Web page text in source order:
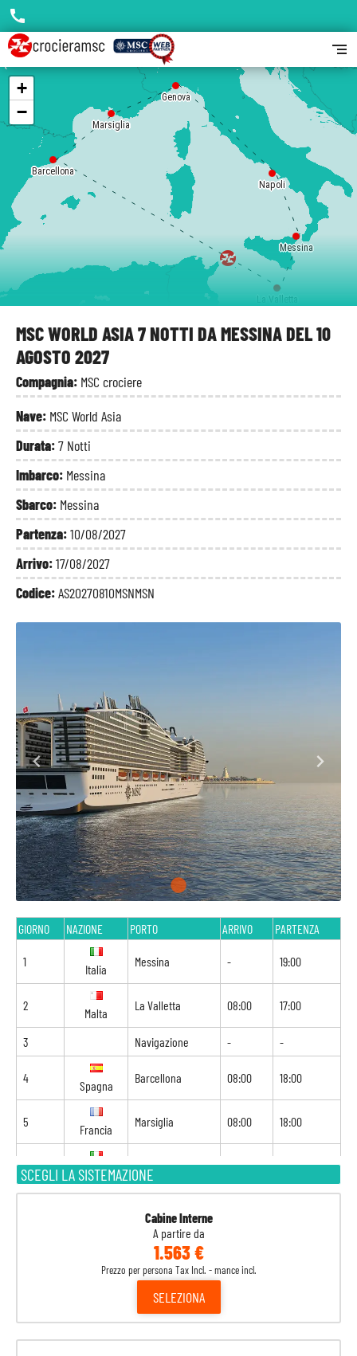
MSC WORLD ASIA 7 NOTTI DA MESSINA DEL 10
AGOSTO 2027
Compagnia: MSC crociere
Nave: MSC World Asia
Durata:7 Notti
Imbarco: Messina
Sbarco: Messina
Partenza:10/08/2027
Arrivo:17/08/2027
Codice:AS20270810MSNMSN
SCEGLI LA SISTEMAZIONE
Cabine Interne
A partire da
1.563 €
Prezzo per persona Tax Incl. - mance incl.
SELEZIONA
GIORNO NAZIONE PORTO ARRIVO PARTENZA
1
Italia
Messina - 19:00
2
Malta
La Valletta 08:00 17:00
3 Navigazione - -
4
Spagna
Barcellona 08:00 18:00
5
Francia
Marsiglia 08:00 18:00
6
Italia
Genova 08:00 16:00
Messina
Messina
La Valletta
Barcellona
Marsiglia
Genova
Napoli
+
−
call
segment